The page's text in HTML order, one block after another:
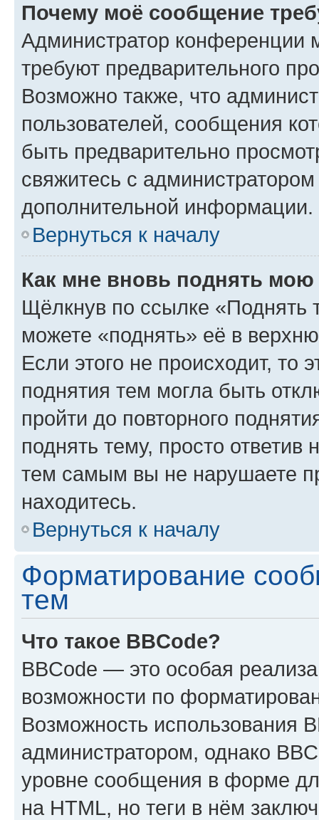
Почему моё сообщение
Администратор конференции
требуют предварительного
Возможно также, что
пользователей, сообщения
быть предварительно
свяжитесь с
дополнительной информации.
Вернуться к началу
Как мне вновь поднять мою
Щёлкнув по ссылке «Поднять
можете «поднять» её в
Если этого не происходит, то
поднятия тем могла быть
пройти до повторного
поднять тему, просто ответив
тем самым вы не нарушаете
находитесь.
Вернуться к началу
Форматирование
тем
Что такое BBCode?
BBCode — это особая
возможности по
Возможность использования
администратором, однако
уровне сообщения в форме
на HTML, но теги в нём